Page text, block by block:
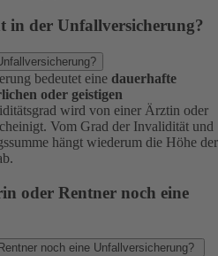
in der Unfallversicherung?
bedeutet eine dauerhafte
oder geistigen
wird von einer Ärztin oder
Vom Grad der Invalidität und
hängt wiederum die Höhe der
oder Rentner noch eine
noch eine Unfallversicherung?